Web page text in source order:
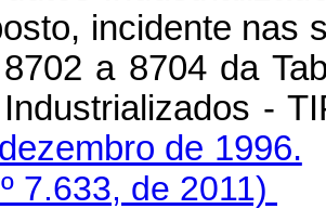
incidente nas
a 8704 da
-
de 1996.
7.633, de 2011)